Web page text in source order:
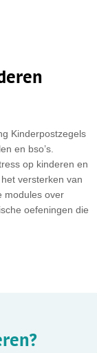
Kinderpostzegels
en bso’s.
op kinderen en
versterken van
modules over
oefeningen die